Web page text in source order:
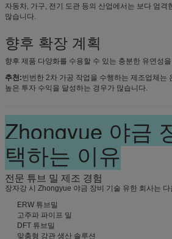
자동차, 가구, 전기 도관 등의 산업에서는 보다 엄격
많습니다.
향후 확장 계획
향후 제품 다양화를 수용할 수 있는 충분한 유연성
추천:빈번한 2차 가공 작업을 수행하는 제조업체는
높은 투자 수익을 달성하는 경우가 많습니다.
Zhongyue 야금
택하는 이유
전문 튜브 밀 제조 경험
장자강 시 Zhongyue 야금 장비 기술 유한 회사는
ERW 튜브밀
고주파 파이프 밀
DFT 튜브밀
맞춤형 강관 생산 솔루션